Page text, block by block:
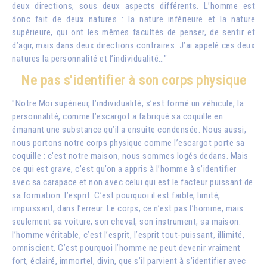
deux directions, sous deux aspects différents. L’homme est
donc fait de deux natures : la nature inférieure et la nature
supérieure, qui ont les mêmes facultés de penser, de sentir et
d’agir, mais dans deux directions contraires. J’ai appelé ces deux
natures la personnalité et l’individualité…"
Ne pas s'identifier à son corps physique
"Notre Moi supérieur, l’individualité, s’est formé un véhicule, la
personnalité, comme l’escargot a fabriqué sa coquille en
émanant une substance qu’il a ensuite condensée. Nous aussi,
nous portons notre corps physique comme l’escargot porte sa
coquille : c’est notre maison, nous sommes logés dedans. Mais
ce qui est grave, c’est qu’on a appris à l’homme à s’identifier
avec sa carapace et non avec celui qui est le facteur puissant de
sa formation: l’esprit. C’est pourquoi il est faible, limité,
impuissant, dans l’erreur. Le corps, ce n’est pas l’homme, mais
seulement sa voiture, son cheval, son instrument, sa maison:
l’homme véritable, c’est l’esprit, l’esprit tout-puissant, illimité,
omniscient. C’est pourquoi l’homme ne peut devenir vraiment
fort, éclairé, immortel, divin, que s’il parvient à s’identifier avec